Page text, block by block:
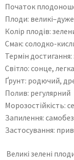
Початок
Плоди:
Колір плодів:
Смак: солодко-
Термін
Світло: сонце,
Ґрунт: родючий,
Полив: регулярний
Морозостійкість:
Запилення:
Застосування:
Великі зелені